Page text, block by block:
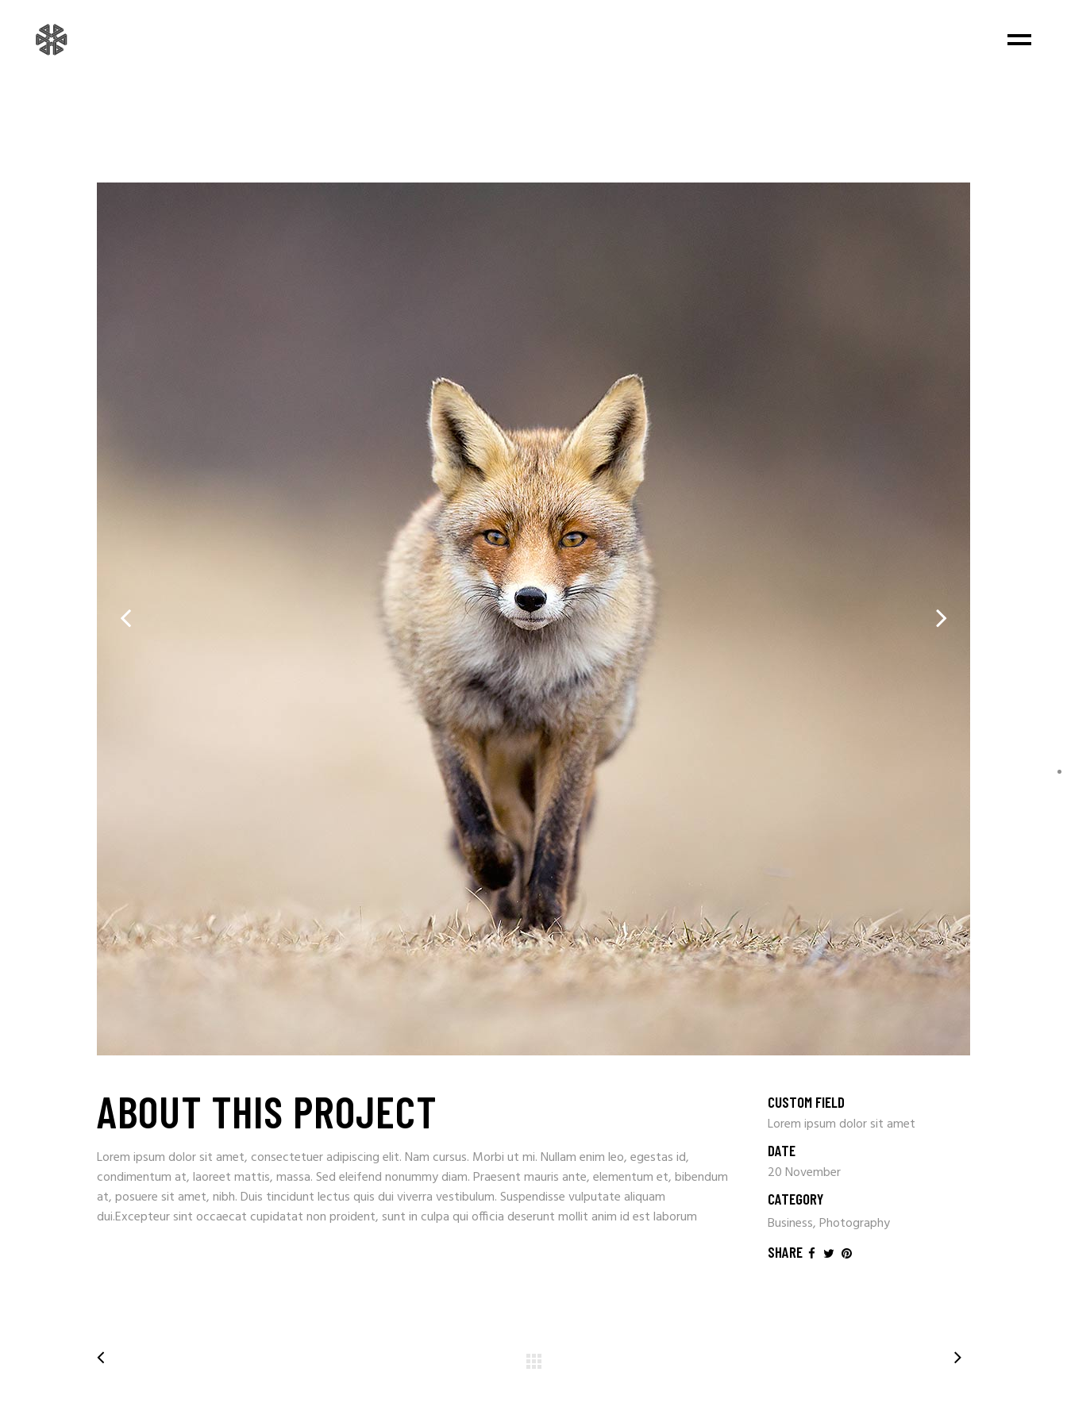
ABOUT THIS PROJECT
Lorem ipsum dolor sit amet, consectetuer adipiscing elit. Nam cursus. Morbi ut mi. Nullam enim leo, egestas id,
condimentum at, laoreet mattis, massa. Sed eleifend nonummy diam. Praesent mauris ante, elementum et, bibendum
at, posuere sit amet, nibh. Duis tincidunt lectus quis dui viverra vestibulum. Suspendisse vulputate aliquam
dui.Excepteur sint occaecat cupidatat non proident, sunt in culpa qui officia deserunt mollit anim id est laborum
CUSTOM FIELD
Lorem ipsum dolor sit amet
DATE
20 November
CATEGORY
Business, Photography
SHARE